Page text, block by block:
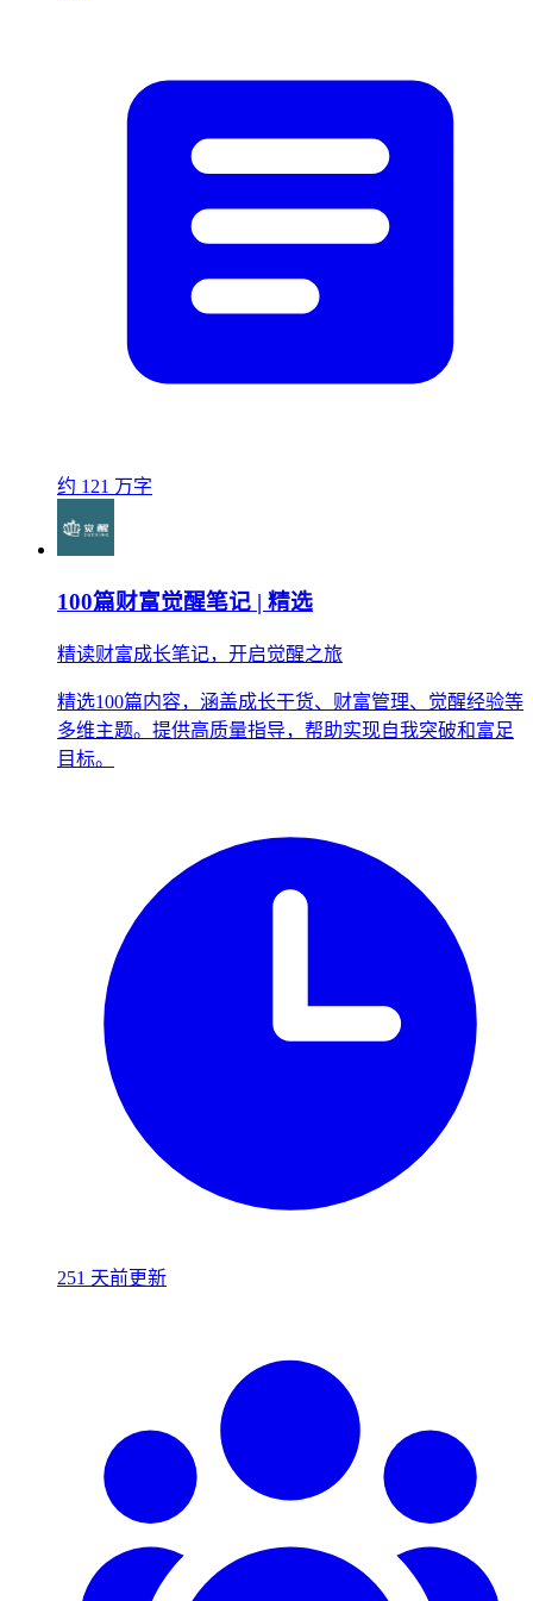
约 121 万字
100篇财富觉醒笔记 | 精选
精读财富成长笔记，开启觉醒之旅
精选100篇内容，涵盖成长干货、财富管理、觉醒经验等
多维主题。提供高质量指导，帮助实现自我突破和富足
目标。
251 天前更新